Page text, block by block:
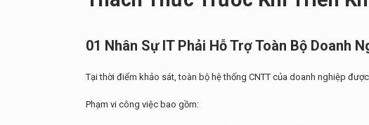
01 Nhân Sự IT Phải Hỗ Trợ Toàn Bộ Doanh
Tại thời điểm khảo sát, toàn bộ hệ thống CNTT của doanh nghiệp
Phạm vi công việc bao gồm: